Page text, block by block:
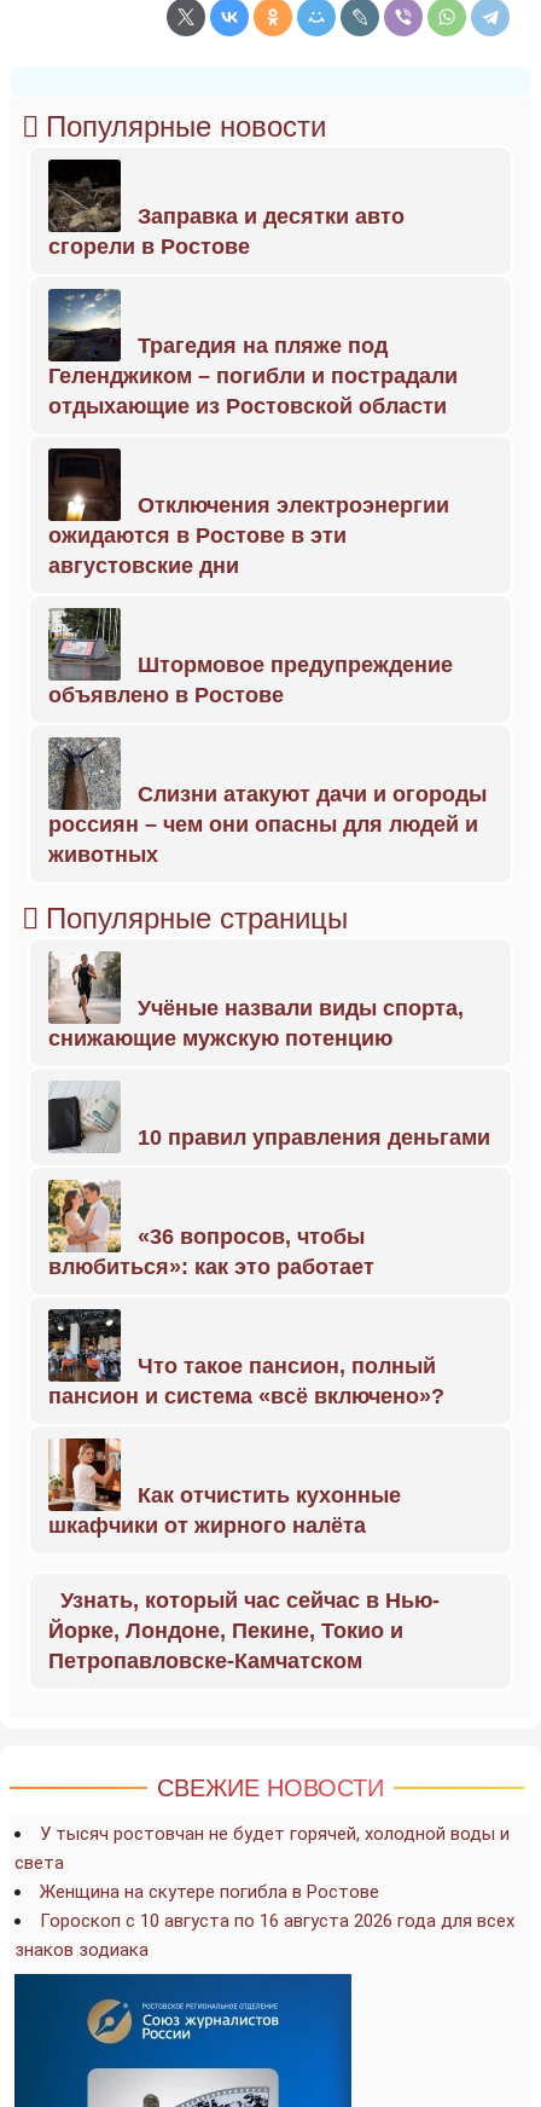
Популярные новости
Заправка и десятки авто
сгорели в Ростове
Трагедия на пляже под
Геленджиком – погибли и пострадали
отдыхающие из Ростовской области
Отключения электроэнергии
ожидаются в Ростове в эти
августовские дни
Штормовое предупреждение
объявлено в Ростове
Слизни атакуют дачи и огороды
россиян – чем они опасны для людей и
животных
Популярные страницы
Учёные назвали виды спорта,
снижающие мужскую потенцию
10 правил управления деньгами
«36 вопросов, чтобы
влюбиться»: как это работает
Что такое пансион, полный
пансион и система «всё включено»?
Как отчистить кухонные
шкафчики от жирного налёта
Узнать, который час сейчас в Нью-
Йорке, Лондоне, Пекине, Токио и
Петропавловске-Камчатском
СВЕЖИЕ НОВОСТИ
У тысяч ростовчан не будет горячей, холодной воды и
света
Женщина на скутере погибла в Ростове
Гороскоп с 10 августа по 16 августа 2026 года для всех
знаков зодиака